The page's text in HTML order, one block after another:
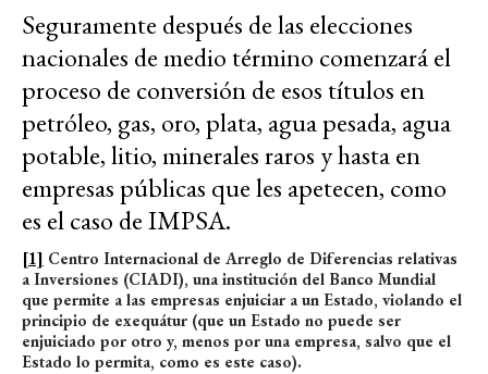
Seguramente después de las elecciones
nacionales de medio término comenzará el
proceso de conversión de esos títulos en
petróleo, gas, oro, plata, agua pesada, agua
potable, litio, minerales raros y hasta en
empresas públicas que les apetecen, como
es el caso de IMPSA.
[1] Centro Internacional de Arreglo de Diferencias relativas
a Inversiones (CIADI), una institución del Banco Mundial
que permite a las empresas enjuiciar a un Estado, violando el
principio de exequátur (que un Estado no puede ser
enjuiciado por otro y, menos por una empresa, salvo que el
Estado lo permita, como es este caso).